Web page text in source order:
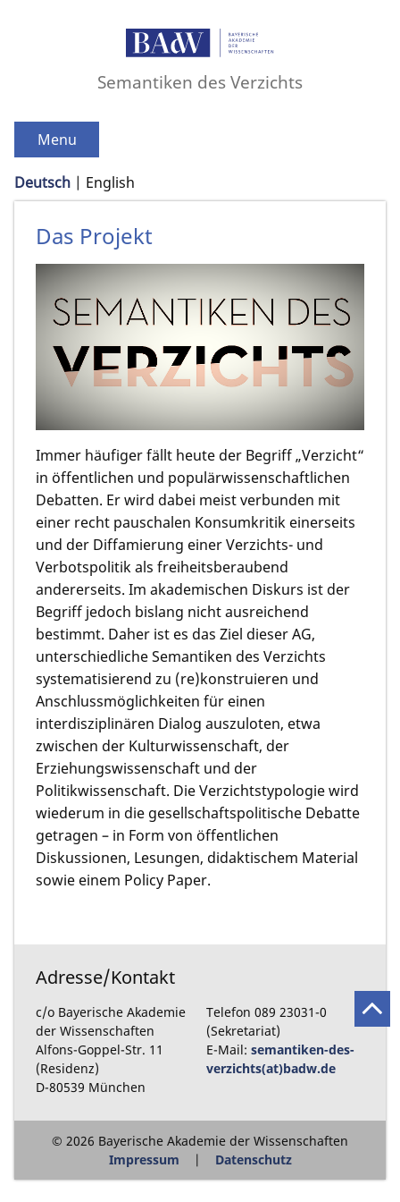
Semantiken des Verzichts
Menu
Deutsch English
Das Projekt
Immer häufiger fällt heute der Begriff „Verzicht“
in öffentlichen und populärwissenschaftlichen
Debatten. Er wird dabei meist verbunden mit
einer recht pauschalen Konsumkritik einerseits
und der Diffamierung einer Verzichts- und
Verbotspolitik als freiheitsberaubend
andererseits. Im akademischen Diskurs ist der
Begriff jedoch bislang nicht ausreichend
bestimmt. Daher ist es das Ziel dieser AG,
unterschiedliche Semantiken des Verzichts
systematisierend zu (re)konstruieren und
Anschlussmöglichkeiten für einen
interdisziplinären Dialog auszuloten, etwa
zwischen der Kulturwissenschaft, der
Erziehungswissenschaft und der
Politikwissenschaft. Die Verzichtstypologie wird
wiederum in die gesellschaftspolitische Debatte
getragen – in Form von öffentlichen
Diskussionen, Lesungen, didaktischem Material
sowie einem Policy Paper.
Adresse/Kontakt
c/o Bayerische Akademie
der Wissenschaften
Alfons-Goppel-Str. 11
(Residenz)
D-80539 München
Telefon 089 23031-0
(Sekretariat)
E-Mail:semantiken-des-
verzichts(at)badw.de
© 2026 Bayerische Akademie der Wissenschaften
Impressum
Datenschutz